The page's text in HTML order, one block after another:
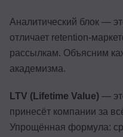
Аналитический блок —
отличает retention-
рассылкам. Объясним
академизма.
LTV (Lifetime Value) —
принесёт компании за
Упрощённая формула: